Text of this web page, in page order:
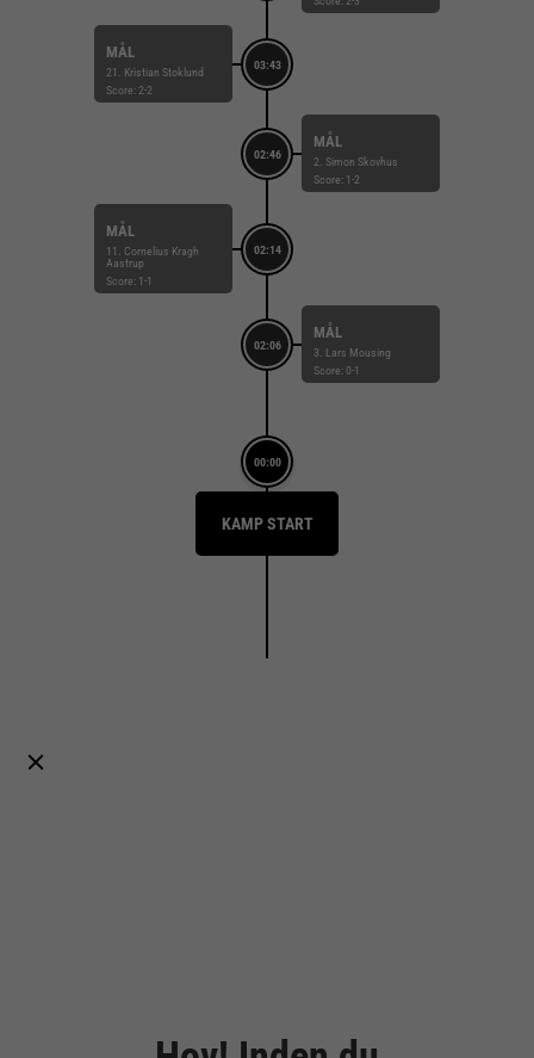
03:43
MÅL
21. Kristian Stoklund
Score: 2-2
02:46
MÅL
2. Simon Skovhus
Score: 1-2
02:14
MÅL
11. Cornelius Kragh
Aastrup
Score: 1-1
02:06
MÅL
3. Lars Mousing
Score: 0-1
00:00
KAMP START